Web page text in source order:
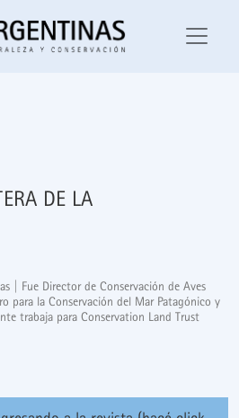
DE LA
| Fue Director de Conservación de Aves
para la Conservación del Mar Patagónico y
trabaja para Conservation Land Trust